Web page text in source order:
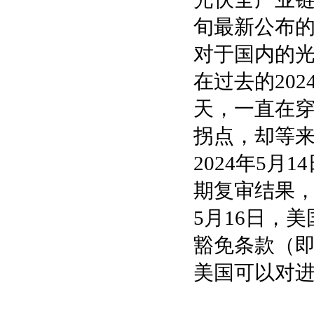
旬最新公布
对于国内的
在过去的
天，一直在
拐点，却等
2024年5月
期复审结果
5月16日，
豁免条款（
美国可以对